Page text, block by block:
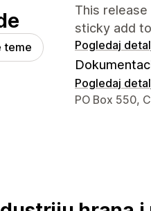
teme
This
sticky add
Pogledaj
Pogledaj
Podaci za
PO Box 550,